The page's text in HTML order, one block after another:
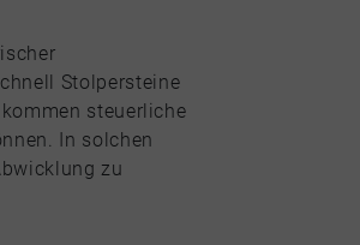
Stolpersteine
steuerliche
In solchen
zu